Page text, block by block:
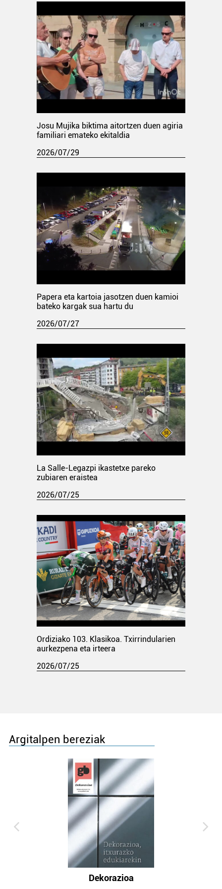
Josu Mujika biktima aitortzen duen agiria
familiari emateko ekitaldia
2026/07/29
Papera eta kartoia jasotzen duen kamioi
bateko kargak sua hartu du
2026/07/27
La Salle-Legazpi ikastetxe pareko
zubiaren eraistea
2026/07/25
Ordiziako 103. Klasikoa. Txirrindularien
aurkezpena eta irteera
2026/07/25
Argitalpen bereziak
Dekorazioa